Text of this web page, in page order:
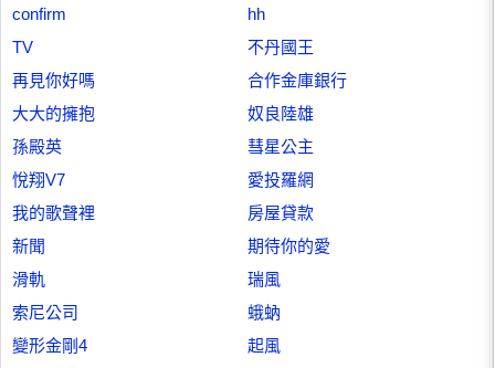
confirm
hh
TV
不丹國王
再見你好嗎
合作金庫銀行
大大的擁抱
奴良陸雄
孫殿英
彗星公主
悅翔V7
愛投羅網
我的歌聲裡
房屋貸款
新聞
期待你的愛
滑軌
瑞風
索尼公司
蛾蚋
變形金剛4
起風